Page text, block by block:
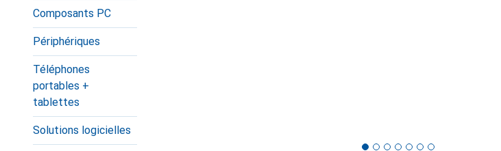
Composants PC
Périphériques
Téléphones
portables +
tablettes
Solutions logicielles